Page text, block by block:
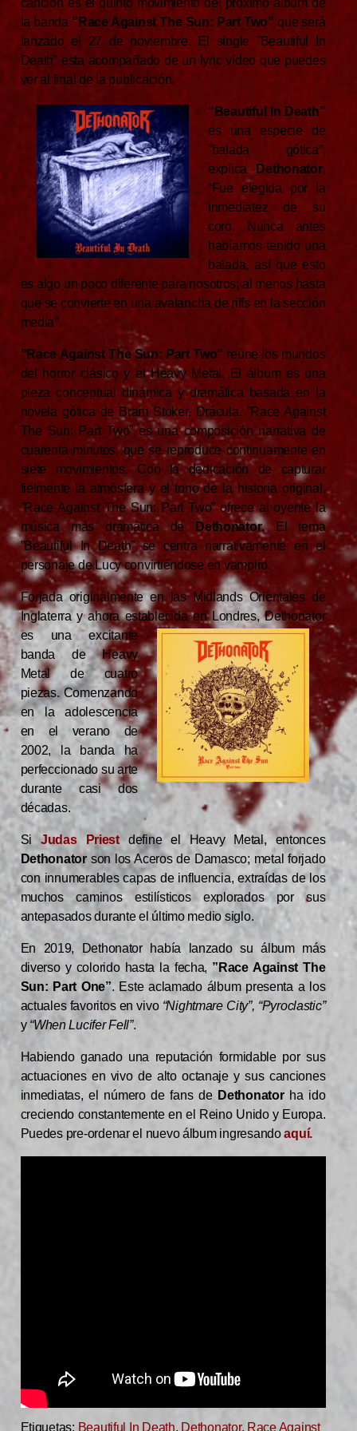
canción es el quinto movimiento del próximo álbum de
la banda ”Race Against The Sun: Part Two” que será
lanzado el 27 de noviembre. El single ”Beautiful In
Death” esta acompañado de un lyric vídeo que puedes
ver al final de la publicación.
“Beautiful In Death”
es una especie de
”balada gótica”,
explica
Dethonator,
“Fue elegida por la
inmediatez de su
coro. Nunca antes
habíamos tenido una
balada, así que esto
es algo un poco diferente para nosotros; al menos hasta
que se convierte en una avalancha de riffs en la sección
media”.
”Race Against The Sun: Part Two” reúne los mundos
del horror clásico y el Heavy Metal. El álbum es una
pieza conceptual dinámica y dramática basada en la
novela gótica de Bram Stoker, Drácula. ”Race Against
The Sun: Part Two” es una composición narrativa de
cuarenta minutos, que se reproduce continuamente en
siete movimientos. Con la dedicación de capturar
fielmente la atmósfera y el tono de la historia original,
”Race Against The Sun: Part Two” ofrece al oyente la
música más dramática de
Dethonator. El tema
”Beautiful In Death” se centra narrativamente en el
personaje de Lucy convirtiéndose en vampiro.
Forjada originalmente en las Midlands Orientales de
Inglaterra y ahora establecida en Londres, Dethonator
es unaexcitante
banda de Heavy
Metal de cuatro
piezas. Comenzando
en la adolescencia
en el verano de
2002, la banda ha
perfeccionado su arte
durante casi dos
décadas.
SiJudas Priestdefine el Heavy Metal, entonces
Dethonatorson los Aceros de Damasco; metal forjado
con innumerables capas de influencia, extraídas de los
muchos caminos estilísticos explorados por sus
antepasados durante el último medio siglo.
En 2019, Dethonator había lanzado su álbum más
diverso y colorido hasta la fecha, ”Race Against The
Sun: Part One”. Este aclamado álbum presenta a los
actuales favoritos en vivo “Nightmare City”, “Pyroclastic”
y “When Lucifer Fell”.
Habiendo ganado una reputación formidable por sus
actuaciones en vivo de alto octanaje y sus canciones
inmediatas, el número de fans de Dethonatorha ido
creciendo constantemente en el Reino Unido y Europa.
Puedes pre-ordenar el nuevo álbum ingresandoaquí.
Etiquetas: Beautiful In Death, Dethonator, Race Against